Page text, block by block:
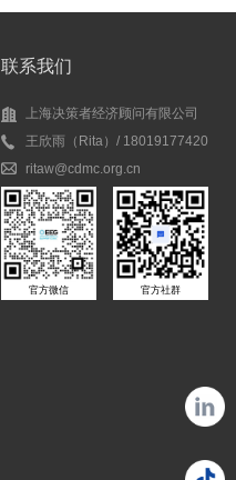
联系我们
上海决策者经济顾问有限公司
王欣雨（Rita）/ 18019177420
ritaw@cdmc.org.cn
官方微信 官方社群